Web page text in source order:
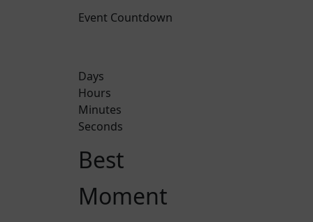
Event Countdown
Days
Hours
Minutes
Seconds
Best
Moment